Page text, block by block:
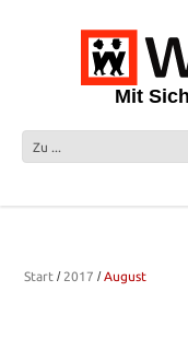
Mit
Start 2017 August